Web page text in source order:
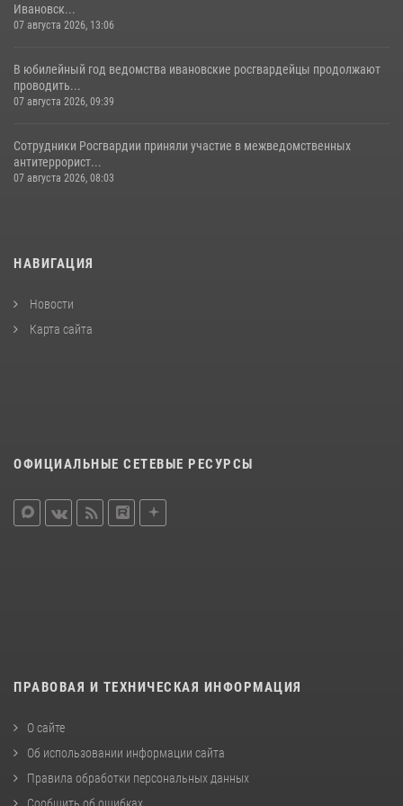
Ивановск...
07 августа 2026, 13:06
В юбилейный год ведомства ивановские росгвардейцы продолжают
проводить...
07 августа 2026, 09:39
Сотрудники Росгвардии приняли участие в межведомственных
антитеррорист...
07 августа 2026, 08:03
НАВИГАЦИЯ
Новости
Карта сайта
ОФИЦИАЛЬНЫЕ СЕТЕВЫЕ РЕСУРСЫ
ПРАВОВАЯ И ТЕХНИЧЕСКАЯ ИНФОРМАЦИЯ
О сайте
Об использовании информации сайта
Правила обработки персональных данных
Сообщить об ошибках